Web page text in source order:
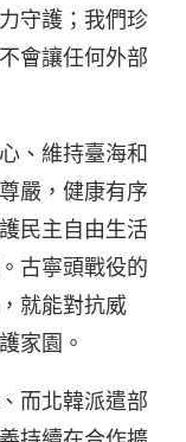
守護；我們珍
會讓任何外部
、維持臺海和
嚴，健康有序
民主自由生活
古寧頭戰役的
就能對抗威
家園。
而北韓派遣部